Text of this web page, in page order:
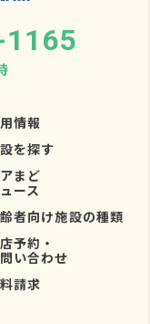
情報
を探す
まど
ース
者向け施設の種類
予約・
い合わせ
請求